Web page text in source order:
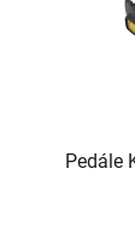
Pedále KTM TEAM OFFROAD